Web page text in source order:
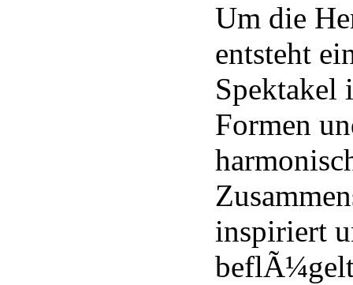
Um die
entsteht
Spektakel
Formen
inspiriert